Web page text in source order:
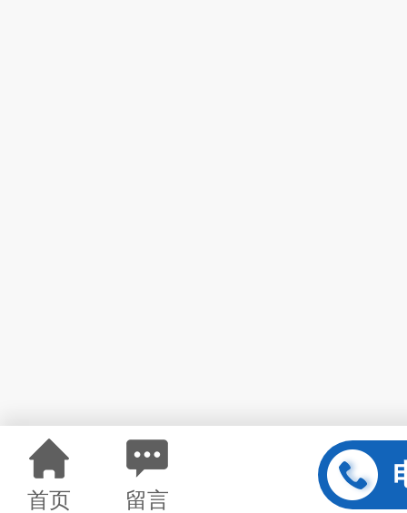
首页 留言